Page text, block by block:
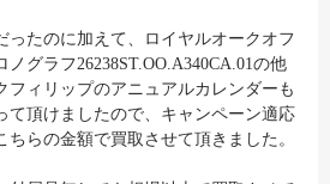
ったのに加えて、ロイヤルオークオフ
ノグラフ26238ST.OO.A340CA.01の他
フィリップのアニュアルカレンダーも
て頂けましたので、キャンペーン適応
ちらの金額で買取させて頂きました。